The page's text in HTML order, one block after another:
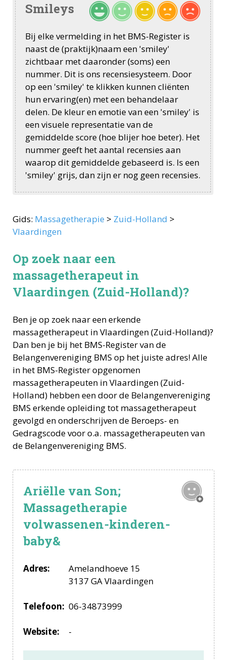
Smileys
Bij elke vermelding in het BMS-Register is
naast de (praktijk)naam een 'smiley'
zichtbaar met daaronder (soms) een
nummer. Dit is ons recensiesysteem. Door
op een 'smiley' te klikken kunnen cliënten
hun ervaring(en) met een behandelaar
delen. De kleur en emotie van een 'smiley' is
een visuele representatie van de
gemiddelde score (hoe blijer hoe beter). Het
nummer geeft het aantal recensies aan
waarop dit gemiddelde gebaseerd is. Is een
'smiley' grijs, dan zijn er nog geen recensies.
Gids: Massagetherapie > Zuid-Holland >
Vlaardingen
Op zoek naar een
massagetherapeut in
Vlaardingen (Zuid-Holland)?
Ben je op zoek naar een erkende
massagetherapeut inVlaardingen(Zuid-Holland)?
Dan ben je bij het BMS-Register van de
Belangenvereniging BMS op het juiste adres! Alle
in het BMS-Register opgenomen
massagetherapeuten inVlaardingen(Zuid-
Holland) hebben een door de Belangenvereniging
BMS erkende opleiding tot massagetherapeut
gevolgd en onderschrijven de Beroeps- en
Gedragscode voor o.a. massagetherapeutenvan
de Belangenvereniging BMS.
Ariëlle van Son;
Massagetherapie
volwassenen-kinderen-
baby&
Adres:
Amelandhoeve 15
3137 GA Vlaardingen
Telefoon: 06-34873999
Website: -